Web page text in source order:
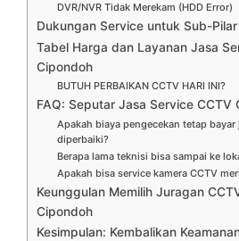
DVR/NVR Tidak Merekam (HDD Error)
Dukungan Service untuk Sub-
Tabel Harga dan Layanan Jasa
Cipondoh
BUTUH PERBAIKAN CCTV HARI INI?
FAQ: Seputar Jasa Service CCTV
Apakah biaya pengecekan tetap
diperbaiki?
Berapa lama teknisi bisa sampai ke
Apakah bisa service kamera CCTV
Keunggulan Memilih Juragan
Cipondoh
Kesimpulan: Kembalikan